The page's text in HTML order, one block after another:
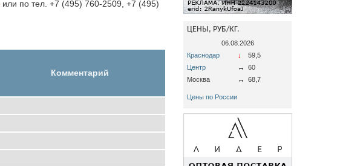
или по тел. +7 (495) 760-2509, +7 (495)
Комментарий
ЦЕНЫ, РУБ/КГ.
06.08.2026
Краснодар
↓
59,5
Центр
↔
60
Москва
↔ 68,7
Цены по России